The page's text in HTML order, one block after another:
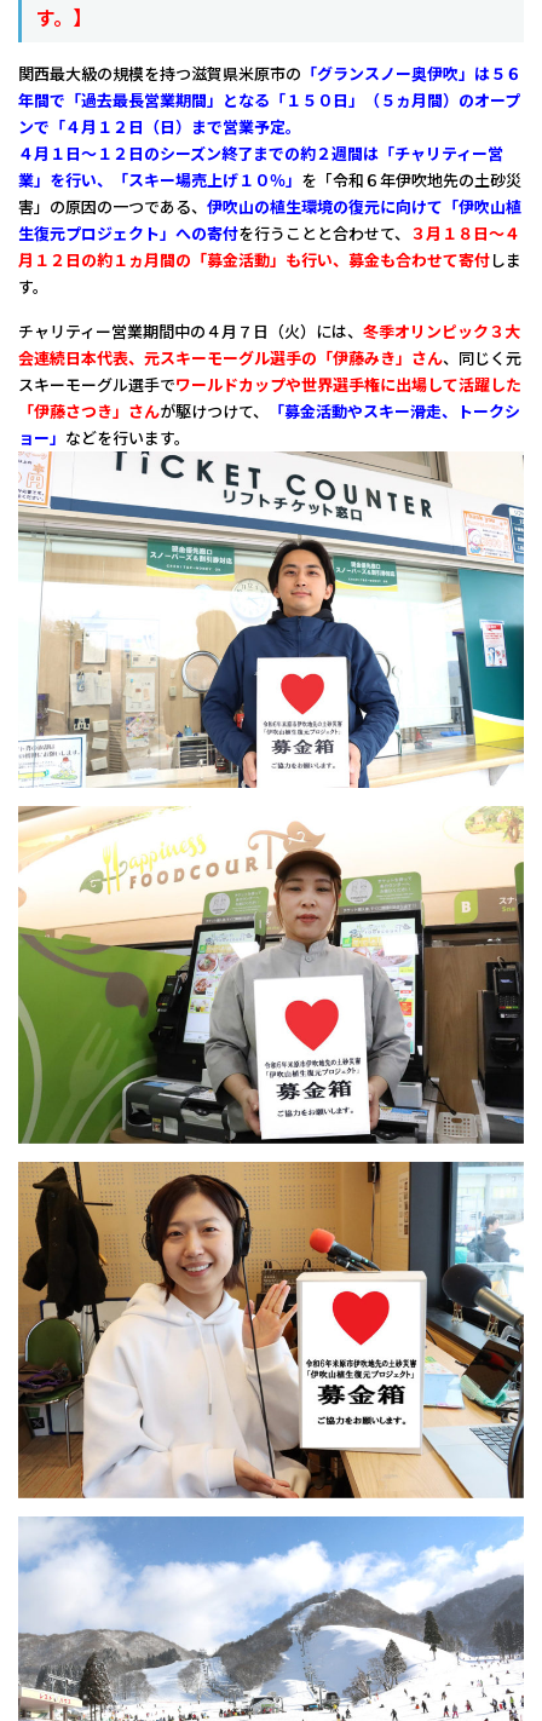
す。】
関西最大級の規模を持つ滋賀県米原市の 「グランスノー奥伊吹」は５６
年間で「過去最長営業期間」となる「１５０日」（５ヵ月間）のオープ
ンで「４月１２日（日）まで営業予定。
４月１日～１２日のシーズン終了までの約２週間は「チャリティー営
業」を行い、「スキー場売上げ１０％」 を「令和６年伊吹地先の土砂災
害」の原因の一つである、 伊吹山の植生環境の復元に向けて「伊吹山植
生復元プロジェクト」への寄付を行うことと合わせて、 ３月１８日～４
月１２日の約１ヵ月間の「募金活動」も行い、募金も合わせて寄付しま
す。
チャリティー営業期間中の４月７日（火）には、 冬季オリンピック３大
会連続日本代表、元スキーモーグル選手の「伊藤みき」さん、同じく元
スキーモーグル選手でワールドカップや世界選手権に出場して活躍した
「伊藤さつき」さんが駆けつけて、
「募金活動やスキー滑走、トークシ
ョー」 などを行います。